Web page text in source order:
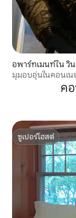
อพาร์ทเมนท์ใน วิ
มุมอบอุ่นในคอนเ
ค
ซูเปอร์โฮสต์
ซูเปอร์โฮสต์